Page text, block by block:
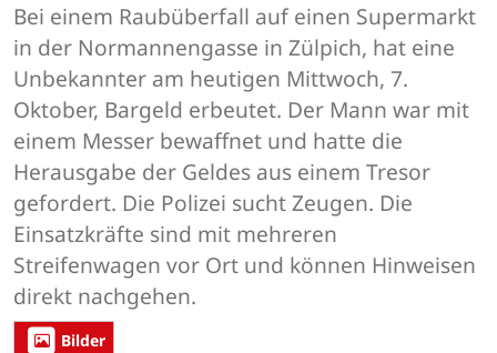
Bei einem Raubüberfall auf einen Supermarkt
in der Normannengasse in Zülpich, hat eine
Unbekannter am heutigen Mittwoch, 7.
Oktober, Bargeld erbeutet. Der Mann war mit
einem Messer bewaffnet und hatte die
Herausgabe der Geldes aus einem Tresor
gefordert. Die Polizei sucht Zeugen. Die
Einsatzkräfte sind mit mehreren
Streifenwagen vor Ort und können Hinweisen
direkt nachgehen.
Bilder